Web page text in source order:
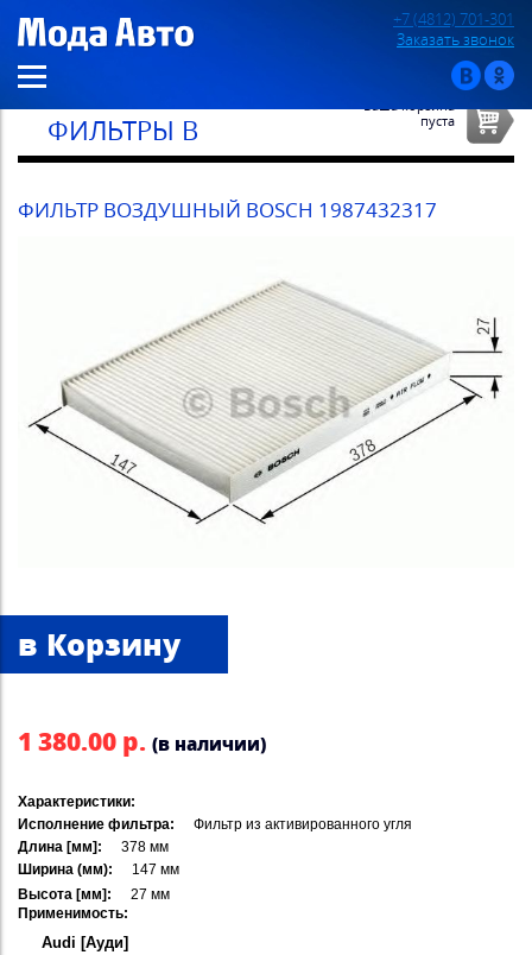
+7 (4812) 701-301
Заказать звонок
ФИЛЬТРЫ В
Ваша корзина
пуста
ФИЛЬТР ВОЗДУШНЫЙ BOSCH 1987432317
1 380.00 р. (в наличии)
Характеристики:
Исполнение фильтра:
Фильтр из активированного угля
Длина [мм]:
378 мм
Ширина (мм):
147 мм
Высота [мм]:
27 мм
Применимость:
Audi [Ауди]